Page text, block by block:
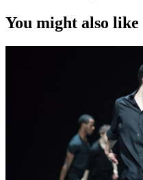
You might also like